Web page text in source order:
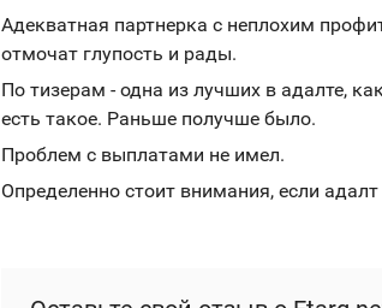
Адекватная партнерка с неплохим
отмочат глупость и рады.
По тизерам - одна из лучших в адалте,
есть такое. Раньше получше было.
Проблем с выплатами не имел.
Определенно стоит внимания, если